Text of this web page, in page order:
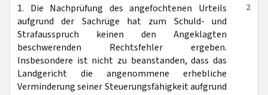
2
1. Die Nachprüfung des angefochtenen Urteils
aufgrund der Sachrüge hat zum Schuld- und
Strafausspruch keinen den Angeklagten
beschwerenden Rechtsfehler ergeben.
Insbesondere ist nicht zu beanstanden, dass das
Landgericht die angenommene erhebliche
Verminderung seiner Steuerungsfähigkeit aufgrund